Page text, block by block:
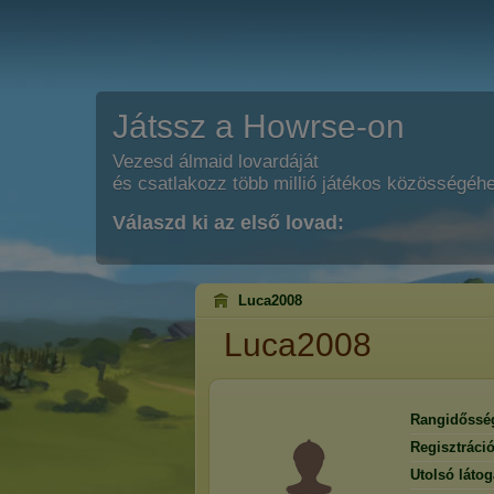
Játssz a Howrse-on
Vezesd álmaid lovardáját
és csatlakozz több millió játékos
Válaszd ki az első lovad:
Luca2008
Luca2008
Utolsó